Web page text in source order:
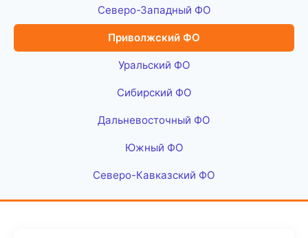
Северо-Западный ФО
Приволжский ФО
Уральский ФО
Сибирский ФО
Дальневосточный ФО
Южный ФО
Северо-Кавказский ФО